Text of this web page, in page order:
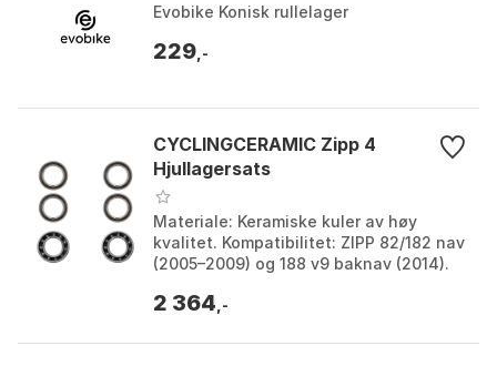
Evobike Konisk rullelager
229 ,-
CYCLINGCERAMIC Zipp 4
Hjullagersats
Materiale: Keramiske kuler av høy
kvalitet. Kompatibilitet: ZIPP 82/182 nav
(2005–2009) og 188 v9 baknav (2014).
lagre, Cyc...
2 364 ,-